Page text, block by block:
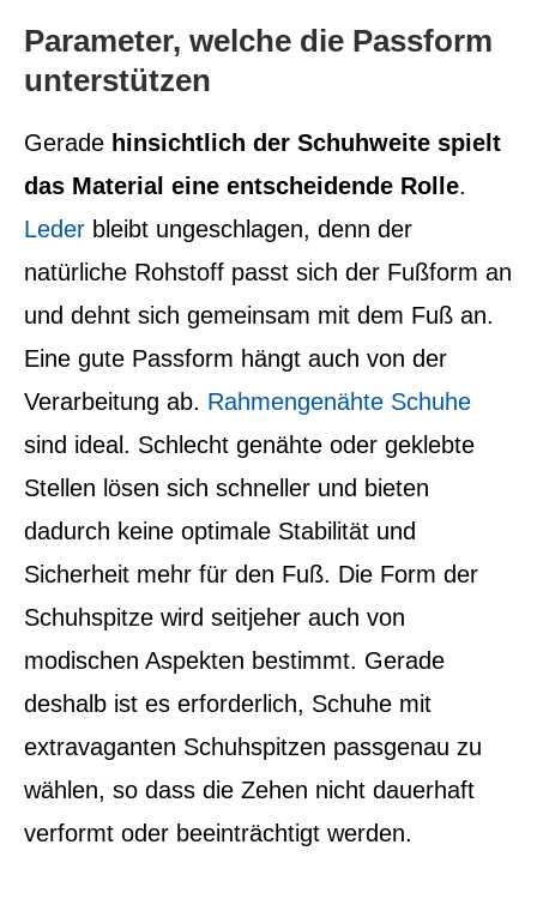
Parameter, welche die Passform
unterstützen
Gerade hinsichtlich der Schuhweite spielt
das Material eine entscheidende Rolle.
Leder bleibt ungeschlagen, denn der
natürliche Rohstoff passt sich der Fußform an
und dehnt sich gemeinsam mit dem Fuß an.
Eine gute Passform hängt auch von der
Verarbeitung ab. Rahmengenähte Schuhe
sind ideal. Schlecht genähte oder geklebte
Stellen lösen sich schneller und bieten
dadurch keine optimale Stabilität und
Sicherheit mehr für den Fuß. Die Form der
Schuhspitze wird seitjeher auch von
modischen Aspekten bestimmt. Gerade
deshalb ist es erforderlich, Schuhe mit
extravaganten Schuhspitzen passgenau zu
wählen, so dass die Zehen nicht dauerhaft
verformt oder beeinträchtigt werden.